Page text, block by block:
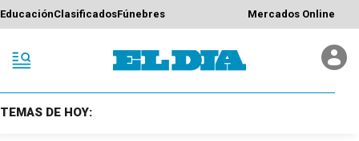
EducaciónClasificadosFúnebres Mercados Online
TEMAS DE HOY: